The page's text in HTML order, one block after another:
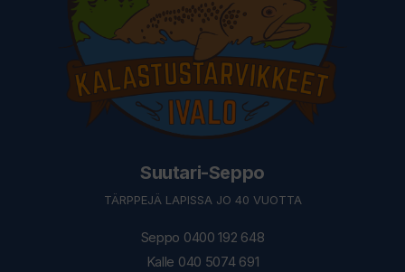
Suutari-Seppo
TÄRPPEJÄ LAPISSA JO 40 VUOTTA
Seppo 0400 192 648
Kalle 040 5074 691